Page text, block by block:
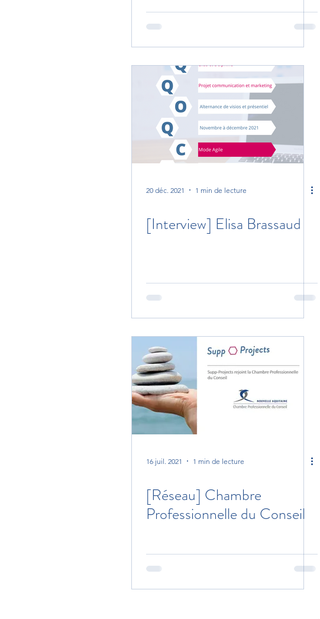
20 déc. 2021 1 min de lecture
[Interview] Elisa Brassaud
16 juil. 2021 1 min de lecture
[Réseau] Chambre
Professionnelle du Conseil